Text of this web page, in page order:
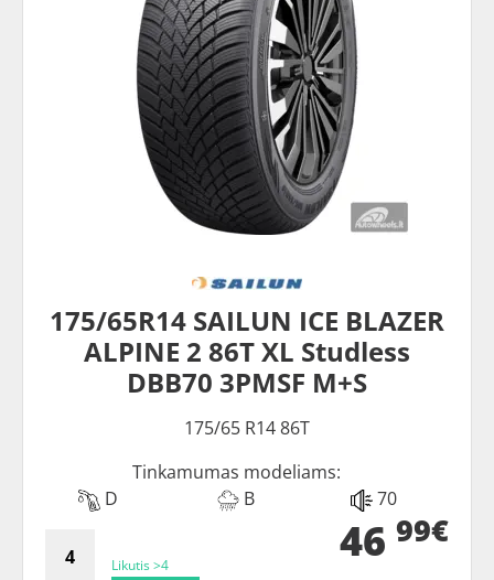
175/65R14 SAILUN ICE BLAZER
ALPINE 2 86T XL Studless
DBB70 3PMSF M+S
175/65 R14 86T
Tinkamumas modeliams:
D
B 70
Likutis >4 46 99€